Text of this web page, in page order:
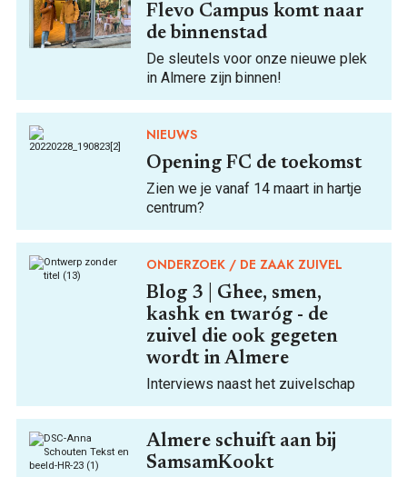
Flevo Campus komt naar
de binnenstad
De sleutels voor onze nieuwe plek
in Almere zijn binnen!
NIEUWS
Opening FC de toekomst
Zien we je vanaf 14 maart in hartje
centrum?
ONDERZOEK DE ZAAK ZUIVEL
Blog 3 | Ghee, smen,
kashk en twaróg - de
zuivel die ook gegeten
wordt in Almere
Interviews naast het zuivelschap
Almere schuift aan bij
SamsamKookt